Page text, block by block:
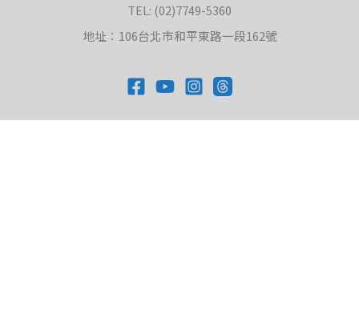
TEL: (02)7749-5360
地址：106台北市和平東路一段162號